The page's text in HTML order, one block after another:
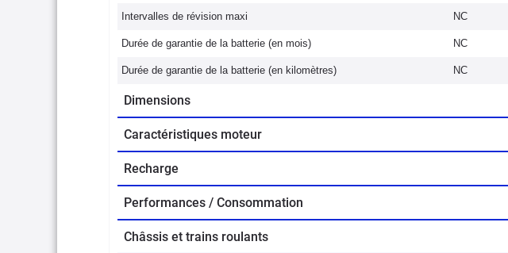
Intervalles de révision maxi NC
Durée de garantie de la batterie (en mois) NC
Durée de garantie de la batterie (en kilomètres) NC
Dimensions
Caractéristiques moteur
Recharge
Performances / Consommation
Châssis et trains roulants